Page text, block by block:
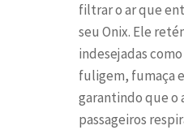
filtrar o ar que
seu Onix. Ele
indesejadas
fuligem, fumaça
garantindo que o
passageiros